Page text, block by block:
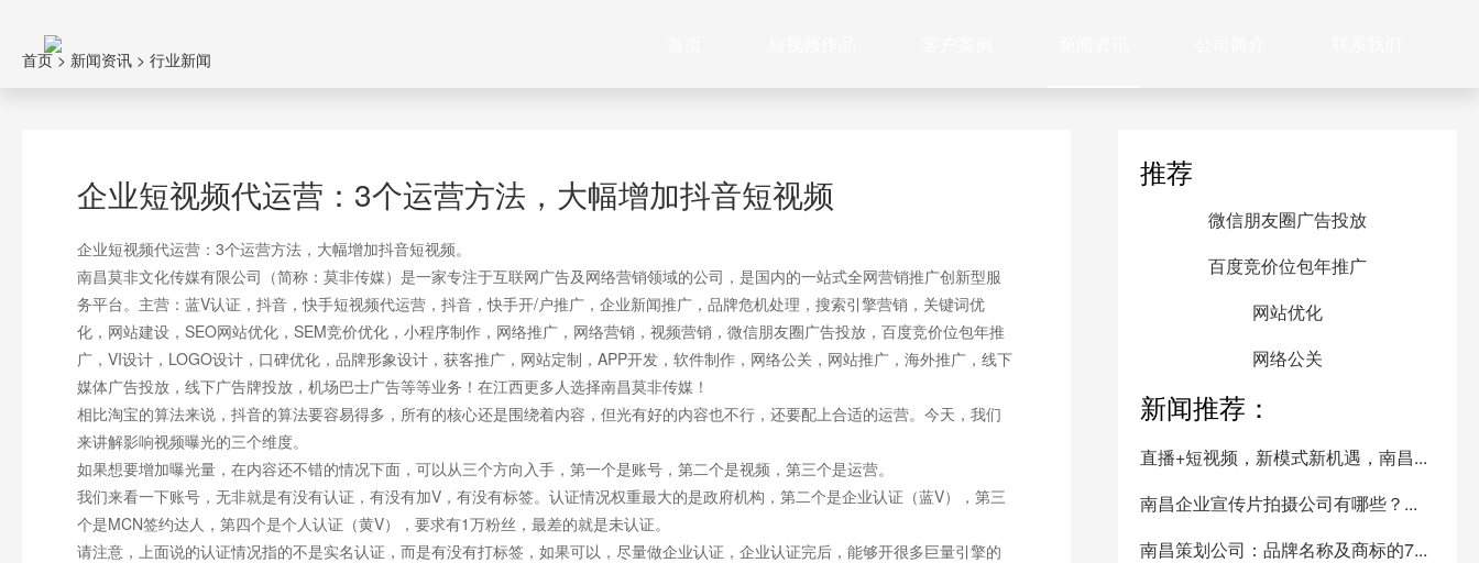
首页 > 新闻资讯 > 行业新闻
企业短视频代运营：3个运营方法，大幅增加抖音短视频
企业短视频代运营：3个运营方法，大幅增加抖音短视频。
南昌莫非文化传媒有限公司（简称：莫非传媒）是一家专注于互联网广告及网络营销领域的公司，是国内的一站式全网营销推广创新型服
务平台。主营：蓝V认证，抖音，快手短视频代运营，抖音，快手开/户推广，企业新闻推广，品牌危机处理，搜索引擎营销，关键词优
化，网站建设，SEO网站优化，SEM竞价优化，小程序制作，网络推广，网络营销，视频营销，微信朋友圈广告投放，百度竞价位包年推
广，VI设计，LOGO设计，口碑优化，品牌形象设计，获客推广，网站定制，APP开发，软件制作，网络公关，网站推广，海外推广，线下
媒体广告投放，线下广告牌投放，机场巴士广告等等业务！在江西更多人选择南昌莫非传媒！
相比淘宝的算法来说，抖音的算法要容易得多，所有的核心还是围绕着内容，但光有好的内容也不行，还要配上合适的运营。今天，我们
来讲解影响视频曝光的三个维度。
如果想要增加曝光量，在内容还不错的情况下面，可以从三个方向入手，第一个是账号，第二个是视频，第三个是运营。
我们来看一下账号，无非就是有没有认证，有没有加V，有没有标签。认证情况权重最大的是政府机构，第二个是企业认证（蓝V），第三
个是MCN签约达人，第四个是个人认证（黄V），要求有1万粉丝，最差的就是未认证。
请注意，上面说的认证情况指的不是实名认证，而是有没有打标签，如果可以，尽量做企业认证，企业认证完后，能够开很多巨量引擎的
推荐
微信朋友圈广告投放
百度竞价位包年推广
网站优化
网络公关
新闻推荐：
直播+短视频，新模式新机遇，南昌...
南昌企业宣传片拍摄公司有哪些？...
南昌策划公司：品牌名称及商标的7...